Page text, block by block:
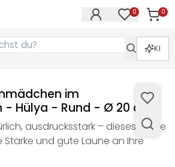
0 0
KI
im
- Hülya - Rund - Ø 20 cm
ausdrucksstark – dieses runde
Stärke und gute Laune an Ihre